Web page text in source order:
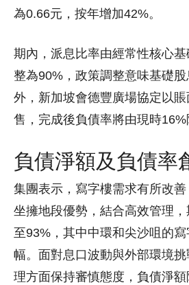
為0.66元，按年增加42%。
期內，派息比率由經常性核心
整為90%，政策調整意味基礎
外，新加坡會德豐廣場協定以
售，完成後負債率將由現時16%
負債淨額及負債率
集團表示，寫字樓需求有所改
坐擁地段優勢，結合高效管理
至93%，其中中環和尖沙咀的
幅。面對息口波動與外部環境
理方面保持審慎態度，負債淨